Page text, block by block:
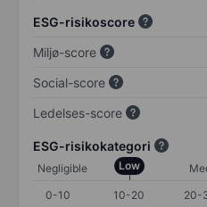
ESG-risikoscore
Miljø-score
Social-score
Ledelses-score
ESG-risikokategori
Negligible Low
0-10
10-20 20-